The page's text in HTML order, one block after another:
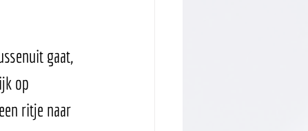
gaat,
op
ritje naar